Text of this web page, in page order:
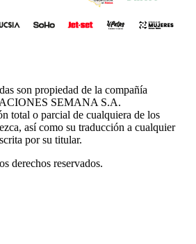
son propiedad de la compañía
SEMANA S.A.
total o parcial de cualquiera de los
así como su traducción a cualquier
por su titular.
derechos reservados.